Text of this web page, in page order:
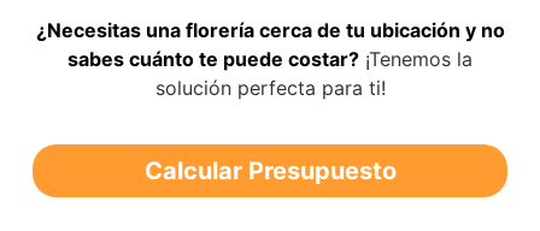
¿Necesitas una florería cerca de tu ubicación y no
sabes cuánto te puede costar? ¡Tenemos la
solución perfecta para ti!
Calcular Presupuesto